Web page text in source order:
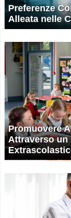
Preferenze
Alleata nelle
Promuovere
Attraverso un